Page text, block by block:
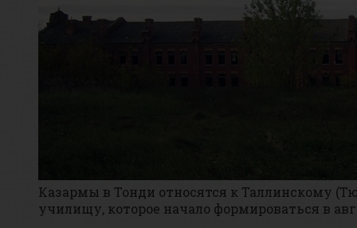
Казармы в Тонди относятся к Таллинскому
училищу, которое начало формироваться в